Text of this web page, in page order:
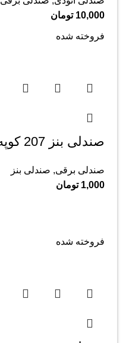
10,000 تومان
فروخته شده
صندلی بنز 207 کوپه
صندلی برقی, صندلی بنز
1,000 تومان
فروخته شده